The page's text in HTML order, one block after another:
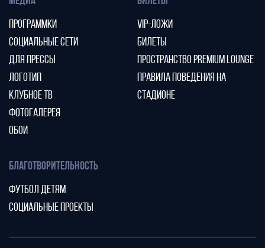
ПРОГРАММКИ
СОЦИАЛЬНЫЕ СЕТИ
ДЛЯ ПРЕССЫ
ЛОГОТИП
КЛУБНОЕ ТВ
ФОТОГАЛЕРЕЯ
ОБОИ
VIP-ЛОЖИ
БИЛЕТЫ
ПРОСТРАНСТВО PREMIUM LOUNGE
ПРАВИЛА ПОВЕДЕНИЯ НА
СТАДИОНЕ
БЛАГОТВОРИТЕЛЬНОСТЬ
ФУТБОЛ ДЕТЯМ
СОЦИАЛЬНЫЕ ПРОЕКТЫ